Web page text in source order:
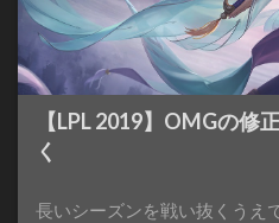
【LPL 2019】OMGの修
く
長いシーズンを戦い抜くうえ